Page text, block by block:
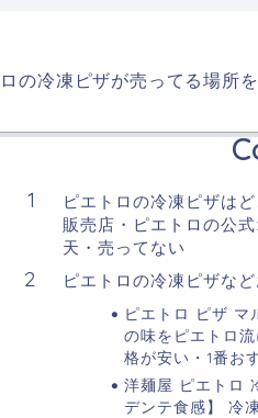
の冷凍ピザが売ってる場所
ピエトロの冷凍ピザは
販売店・ピエトロの公
天・売ってない
ピエトロの冷凍ピザな
ピエトロ ピザ マ
の味をピエトロ
格が安い・1番お
洋麺屋 ピエトロ
デンテ食感】 冷